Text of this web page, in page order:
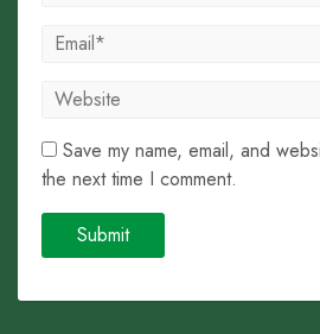
Save my name, email, and
the next time I comment.